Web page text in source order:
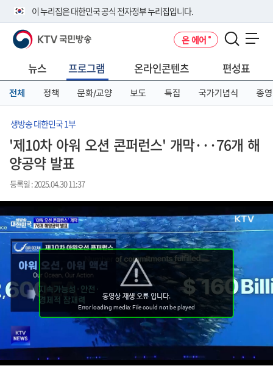
이 누리집은 대한민국 공식 전자정부 누리집입니다.
공식 누리집 주소 확인하기
니다.
이밖에 or.kr 또는 .kr등 다른 도메인 주소를 사용하고 있다면 아래 URL에
서 도메인 주소를 확인해 보세요
KTV 국민방송 온 에어
뉴스 프로그램 온라인콘텐츠 편성표
전체 정책 문화/교양 보도 특집 국가기념식 종영
생방송 대한민국 1부
'제10차 아워 오션 콘퍼런스' 개막···76개 해
양공약 발표
등록일 : 2025.04.30 11:37